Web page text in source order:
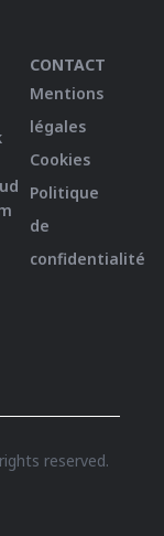
CONTACT
Mentions
légales
Cookies
Politique
de
confidentialité
reserved.